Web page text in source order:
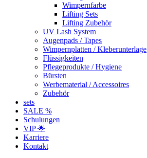
Wimpernfarbe
Lifting Sets
Lifting Zubehör
UV Lash System
Augenpads / Tapes
Wimpernplatten / Kleberunterlage
Flüssigkeiten
Pflegeprodukte / Hygiene
Bürsten
Werbematerial / Accessoires
Zubehör
sets
SALE %
Schulungen
VIP 🌟
Karriere
Kontakt